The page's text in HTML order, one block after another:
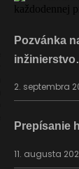
Pozvánka
2. septembra
Prepísanie
11. augusta